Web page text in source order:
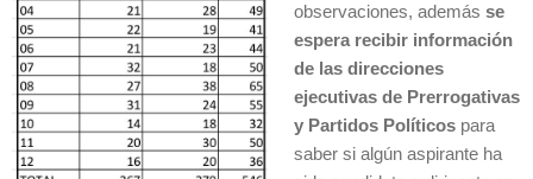
observaciones, además se
espera recibir información
de las direcciones
ejecutivas de Prerrogativas
y Partidos Políticos para
saber si algún aspirante ha